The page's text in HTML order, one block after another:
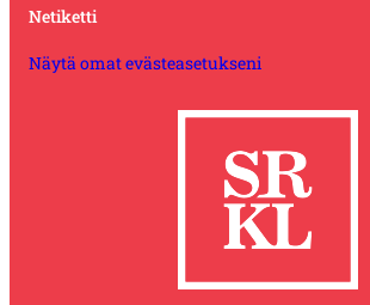
Netiketti
Näytä omat evästeasetukseni